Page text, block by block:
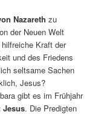
Nazareth zu
der Neuen Welt
Kraft der
und des Friedens
seltsame Sachen
Jesus?
gibt es im Frühjahr
Jesus. Die Predigten